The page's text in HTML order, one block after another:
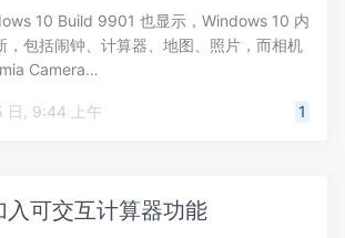
10 Build 9901 也显示，Windows 10 内
，包括闹钟、计算器、地图、照片，而相机
Camera…
2014 年 12 月 15 日, 9:44 上午 1
入可交互计算器功能